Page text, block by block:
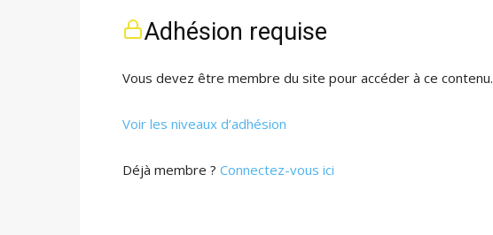
Adhésion requise
Vous devez être membre du site pour accéder à ce contenu.
Voir les niveaux d’adhésion
Déjà membre ? Connectez-vous ici